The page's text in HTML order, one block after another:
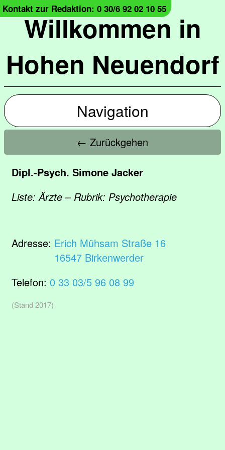
Willkommen in
Hohen Neuendorf
Kontakt zur Redaktion: 0 30/6 92 02 10 55
Navigation
← Zurückgehen
Dipl.-Psych. Simone Jacker
Liste: Ärzte – Rubrik: Psychotherapie
Adresse: Erich Mühsam Straße 16
16547 Birkenwerder
Telefon: 0 33 03/5 96 08 99
(Stand 2017)